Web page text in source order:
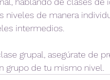
de manera
intermedios.
grupal, asegúrate de
grupo de tu mismo nivel.